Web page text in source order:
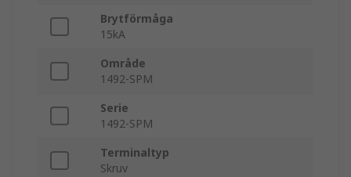
Brytförmåga
15kA
Område
1492-SPM
Serie
1492-SPM
Terminaltyp
Skruv